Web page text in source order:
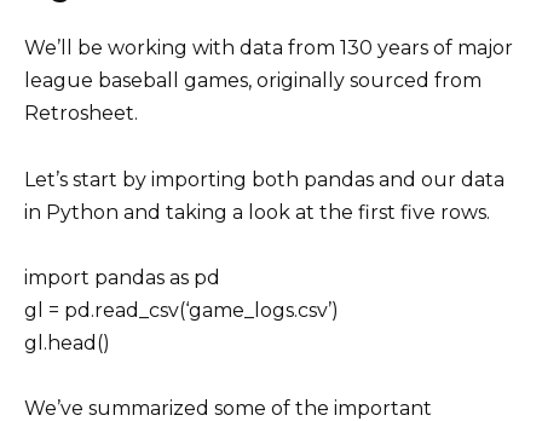
We’ll be working with data from 130 years of major
league baseball games, originally sourced from
Retrosheet.
Let’s start by importing both pandas and our data
in Python and taking a look at the first five rows.
import pandas as pd
gl = pd.read_csv(‘game_logs.csv’)
gl.head()
We’ve summarized some of the important